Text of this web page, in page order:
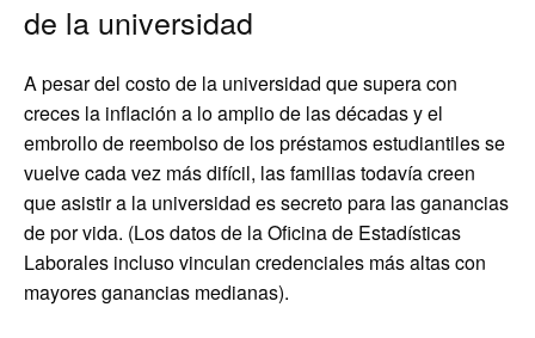
de la universidad
A pesar del costo de la universidad que supera con
creces la inflación a lo amplio de las décadas y el
embrollo de reembolso de los préstamos estudiantiles se
vuelve cada vez más difícil, las familias todavía creen
que asistir a la universidad es secreto para las ganancias
de por vida. (Los datos de la Oficina de Estadísticas
Laborales incluso vinculan credenciales más altas con
mayores ganancias medianas).